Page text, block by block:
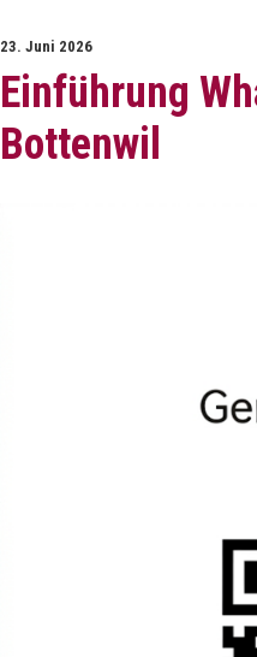
Einführung
Bottenwil
23. Juni 2026